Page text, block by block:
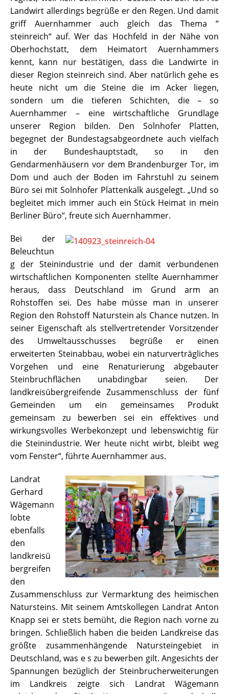
Landwirt allerdings begrüße er den Regen. Und damit
griff Auernhammer auch gleich das Thema “
steinreich“ auf. Wer das Hochfeld in der Nähe von
Oberhochstatt, dem Heimatort Auernhammers
kennt, kann nur bestätigen, dass die Landwirte in
dieser Region steinreich sind. Aber natürlich gehe es
heute nicht um die Steine die im Acker liegen,
sondern um die tieferen Schichten, die – so
Auernhammer – eine wirtschaftliche Grundlage
unserer Region bilden. Den Solnhofer Platten,
begegnet der Bundestagsabgeordnete auch vielfach
in der Bundeshauptstadt, so in den
Gendarmenhäusern vor dem Brandenburger Tor, im
Dom und auch der Boden im Fahrstuhl zu seinem
Büro sei mit Solnhofer Plattenkalk ausgelegt. „Und so
begleitet mich immer auch ein Stück Heimat in mein
Berliner Büro“, freute sich Auernhammer.
Bei der
Beleuchtun
g der Steinindustrie und der damit verbundenen
wirtschaftlichen Komponenten stellte Auernhammer
heraus, dass Deutschland im Grund arm an
Rohstoffen sei. Des habe müsse man in unserer
Region den Rohstoff Naturstein als Chance nutzen. In
seiner Eigenschaft als stellvertretender Vorsitzender
des Umweltausschusses begrüße er einen
erweiterten Steinabbau, wobei ein naturverträgliches
Vorgehen und eine Renaturierung abgebauter
Steinbruchflächen unabdingbar seien. Der
landkreisübergreifende Zusammenschluss der fünf
Gemeinden um ein gemeinsames Produkt
gemeinsam zu bewerben sei ein effektives und
wirkungsvolles Werbekonzept und lebenswichtig für
die Steinindustrie. Wer heute nicht wirbt, bleibt weg
vom Fenster“, führte Auernhammer aus.
Landrat
Gerhard
Wägemann
lobte
ebenfalls
den
landkreisü
bergreifen
den
Zusammenschluss zur Vermarktung des heimischen
Natursteins. Mit seinem Amtskollegen Landrat Anton
Knapp sei er stets bemüht, die Region nach vorne zu
bringen. Schließlich haben die beiden Landkreise das
größte zusammenhängende Natursteingebiet in
Deutschland, was e s zu bewerben gilt. Angesichts der
Spannungen bezüglich der Steinbrucherweiterungen
im Landkreis zeigte sich Landrat Wägemann